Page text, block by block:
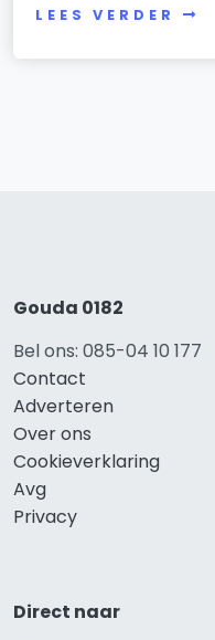
LEES VERDER
Gouda 0182
Bel ons: 085-04 10 177
Contact
Adverteren
Over ons
Cookieverklaring
Avg
Privacy
Direct naar